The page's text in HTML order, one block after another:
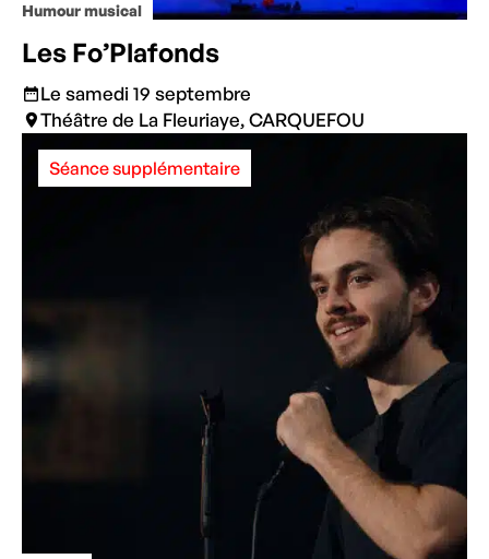
Humour musical
Les Fo’Plafonds
Le samedi 19 septembre
Théâtre de La Fleuriaye, CARQUEFOU
Séance supplémentaire